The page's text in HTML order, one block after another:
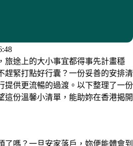
旅途上的大小事宜都得事先計畫穩
趕緊打點好行囊？一份妥善的安排清
提供更流暢的過渡。以下整理了一份
這份溫馨小清單，能助妳在香港揭開
了嗎？一旦安家落戶，妳便能體會到